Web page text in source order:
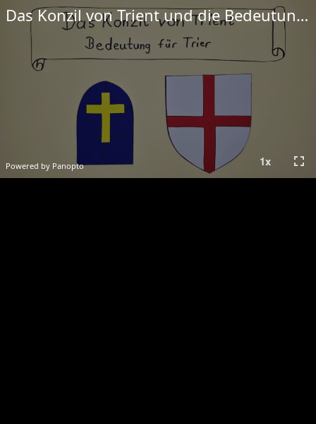
Powered by Panopto
Das Konzil von Trient und die Bedeutung für Trier
1x fullscreen